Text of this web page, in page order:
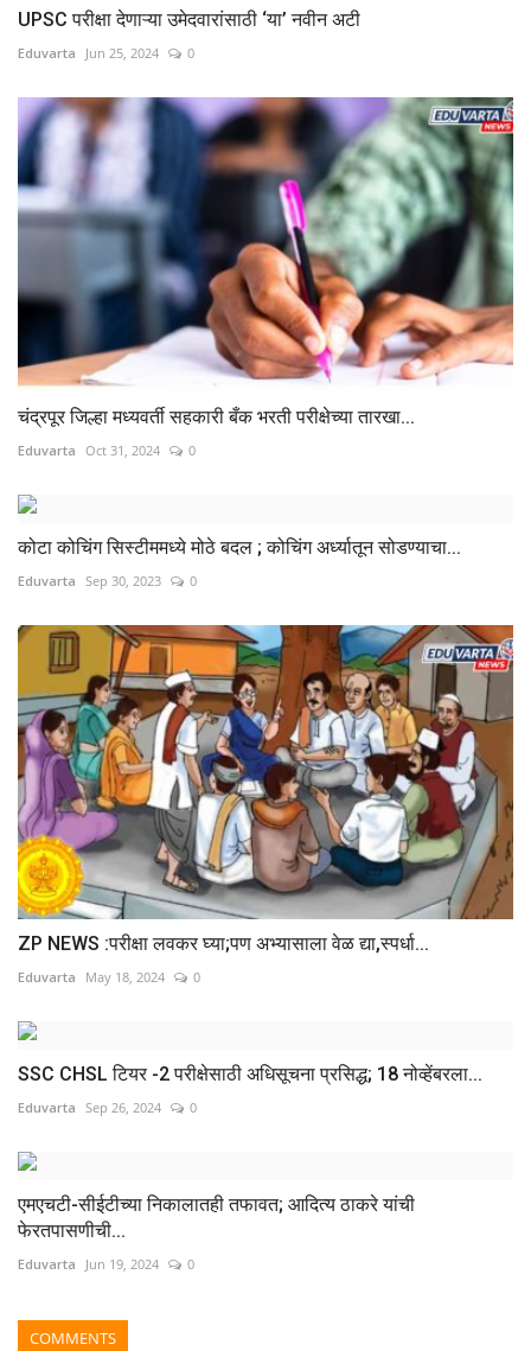
UPSC परीक्षा देणाऱ्या उमेदवारांसाठी ‘या’ नवीन अटी
Eduvarta Jun 25, 2024 0
चंद्रपूर जिल्हा मध्यवर्ती सहकारी बँक भरती परीक्षेच्या तारखा...
Eduvarta Oct 31, 2024 0
कोटा कोचिंग सिस्टीममध्ये मोठे बदल ; कोचिंग अर्ध्यातून सोडण्याचा...
Eduvarta Sep 30, 2023 0
ZP NEWS :परीक्षा लवकर घ्या;पण अभ्यासाला वेळ द्या,स्पर्धा...
Eduvarta May 18, 2024 0
SSC CHSL टियर -2 परीक्षेसाठी अधिसूचना प्रसिद्ध; 18 नोव्हेंबरला...
Eduvarta Sep 26, 2024 0
एमएचटी-सीईटीच्या निकालातही तफावत; आदित्य ठाकरे यांची
फेरतपासणीची...
Eduvarta Jun 19, 2024 0
COMMENTS